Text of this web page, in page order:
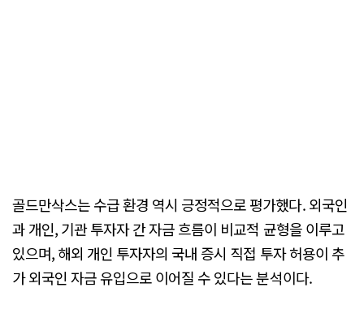
골드만삭스는 수급 환경 역시 긍정적으로 평가했다. 외국인
과 개인, 기관 투자자 간 자금 흐름이 비교적 균형을 이루고
있으며, 해외 개인 투자자의 국내 증시 직접 투자 허용이 추
가 외국인 자금 유입으로 이어질 수 있다는 분석이다.